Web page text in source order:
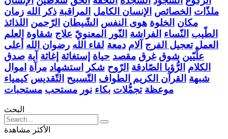
ملذّات الخصائص الإنسان الكامل المراقبة ذكر الله زمان
مكان الخلوة هوى النفس الشّيطان الرّحمن اللذائذ
الطّيب النّساء الفراشة النّور المعنويّ علاج شقاوة العلم
العمل تعجيل الفرج آلام دمعة لقاء الله رضوان الله أعلى
علِّيّين شوق غرق مقصد حياة إستغاثة إغاثة آية صدق
الكلام الرُّؤيا الصّادقة الرّوح شكر استشهاد مرآة اموال
شبهة القرآن الكريم الطواف التّسبيح التّقديس كيمياء
موعظة تجمُّلات بكاء نور مستحب مستحبات
البحث
الأكثر مشاهدة